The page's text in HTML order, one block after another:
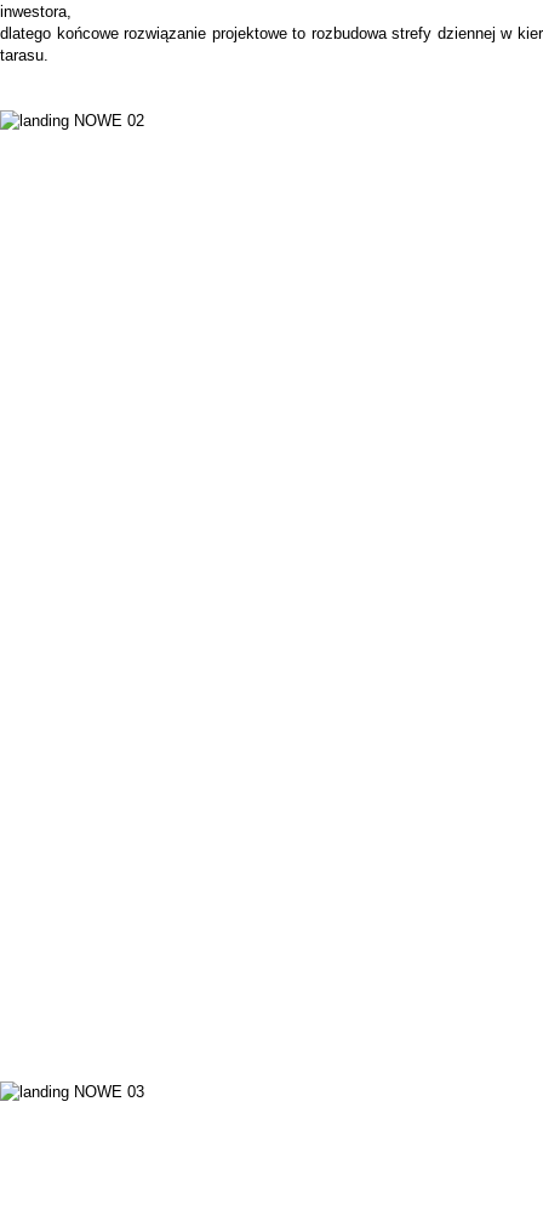
inwestora,
dlatego końcowe rozwiązanie projektowe to rozbudowa strefy dziennej w
tarasu.